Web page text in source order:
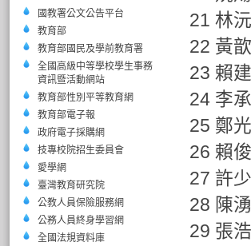
國教署公文公告平台
教育部
教育部國民及學前教育署
全國高級中等學校學生事務
資訊暨活動網站
教育部性別平等教育網
教育部電子報
政府電子採購網
技專校院招生委員會
愛學網
臺灣教育研究院
公教人員保險服務網
公務人員終身學習網
全國法規資料庫
21 林
22 黃
23 賴
24 李
25 鄭
26 賴
27 許
28 陳
29 張